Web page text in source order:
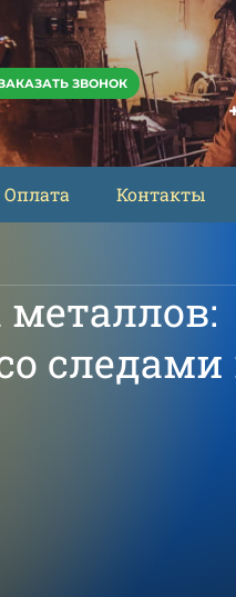
ЗВОНОК
Оплата Контакты
металлов:
следами